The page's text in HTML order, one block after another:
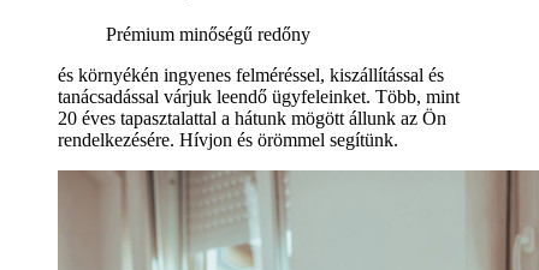
Prémium minőségű redőny
és környékén ingyenes felméréssel, kiszállítással és
tanácsadással várjuk leendő ügyfeleinket. Több, mint
20 éves tapasztalattal a hátunk mögött állunk az Ön
rendelkezésére. Hívjon és örömmel segítünk.